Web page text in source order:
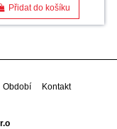
Přidat do košíku
Období Kontakt